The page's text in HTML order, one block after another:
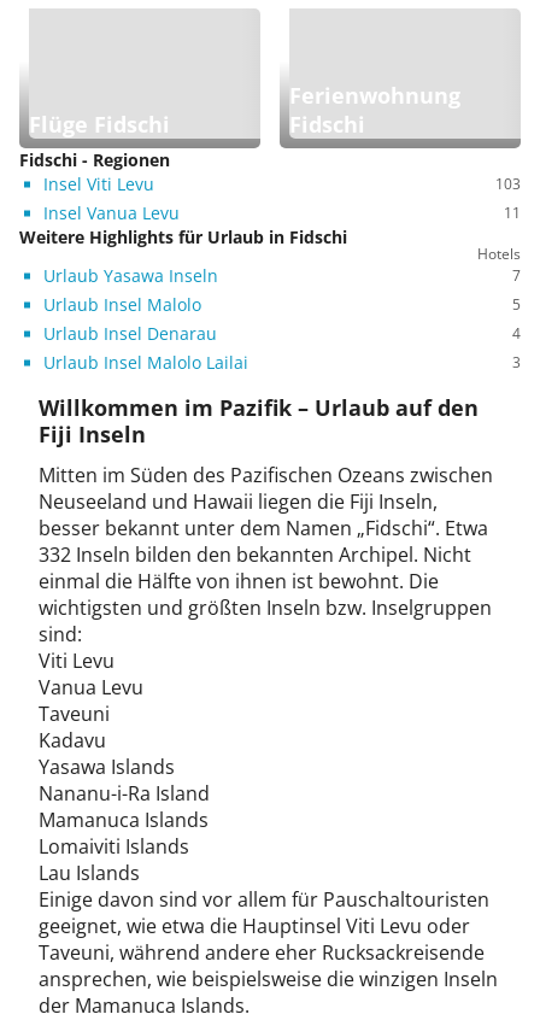
Flüge Fidschi
Ferienwohnung
Fidschi
Fidschi - Regionen
Insel Viti Levu
103
Insel Vanua Levu 11
Weitere Highlights für Urlaub in Fidschi
Hotels
Urlaub Yasawa Inseln 7
Urlaub Insel Malolo 5
Urlaub Insel Denarau 4
Urlaub Insel Malolo Lailai 3
Willkommen im Pazifik – Urlaub auf den
Fiji Inseln
Mitten im Süden des Pazifischen Ozeans zwischen
Neuseeland und Hawaii liegen die Fiji Inseln,
besser bekannt unter dem Namen „Fidschi“. Etwa
332 Inseln bilden den bekannten Archipel. Nicht
einmal die Hälfte von ihnen ist bewohnt. Die
wichtigsten und größten Inseln bzw. Inselgruppen
sind:
Viti Levu
Vanua Levu
Taveuni
Kadavu
Yasawa Islands
Nananu-i-Ra Island
Mamanuca Islands
Lomaiviti Islands
Lau Islands
Einige davon sind vor allem für Pauschaltouristen
geeignet, wie etwa die Hauptinsel Viti Levu oder
Taveuni, während andere eher Rucksackreisende
ansprechen, wie beispielsweise die winzigen Inseln
der Mamanuca Islands.